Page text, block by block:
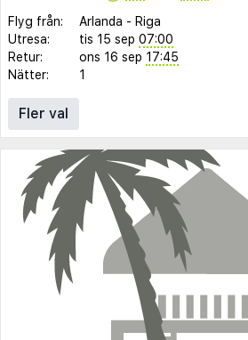
Flyg från: Arlanda - Riga
Utresa:
tis 15 sep 07:00
Retur:
ons 16 sep 17:45
Nätter:
1
Fler val